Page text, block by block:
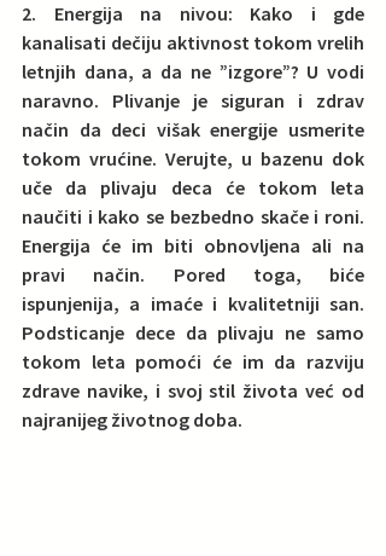
2. Energija na nivou: Kako i gde
kanalisati dečiju aktivnost tokom vrelih
letnjih dana, a da ne ”izgore”? U vodi
naravno. Plivanje je siguran i zdrav
način da deci višak energije usmerite
tokom vrućine. Verujte, u bazenu dok
uče da plivaju deca će tokom leta
naučiti i kako se bezbedno skače i roni.
Energija će im biti obnovljena ali na
pravi način. Pored toga, biće
ispunjenija, a imaće i kvalitetniji san.
Podsticanje dece da plivaju ne samo
tokom leta pomoći će im da razviju
zdrave navike, i svoj stil života već od
najranijeg životnog doba.